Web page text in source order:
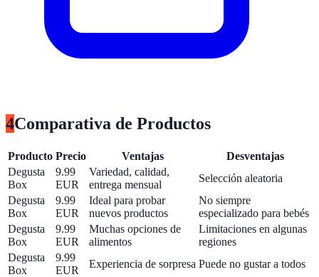
4Comparativa de Productos
Producto Precio Ventajas
Desventajas
Degusta
Box
9.99
EUR
Variedad, calidad,
entrega mensual
Selección aleatoria
Degusta
Box
9.99
EUR
Ideal para probar
nuevos productos
No siempre
especializado para bebés
Degusta
Box
9.99
EUR
Muchas opciones de
alimentos
Limitaciones en algunas
regiones
Degusta
Box
9.99
EUR
Experiencia de sorpresa Puede no gustar a todos